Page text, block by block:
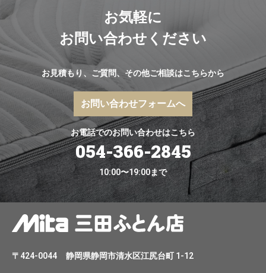
お気軽に
お問い合わせください
お見積もり、ご質問、その他ご相談はこちらから
お問い合わせフォームへ
お電話でのお問い合わせはこちら
054-366-2845
10:00〜19:00まで
〒424-0044 静岡県静岡市清水区江尻台町 1-12